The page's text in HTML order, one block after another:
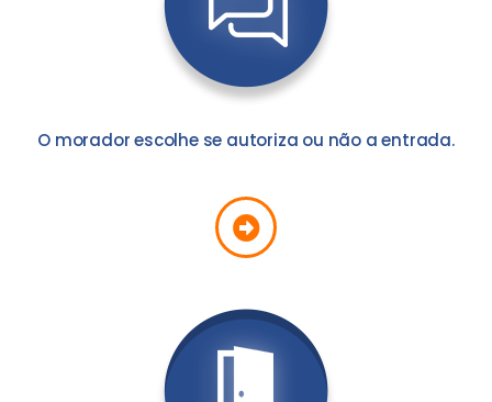
O morador escolhe se autoriza ou não a entrada.